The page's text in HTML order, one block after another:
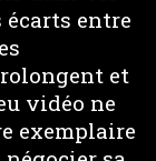
écarts entre
et
vidéo ne
exemplaire